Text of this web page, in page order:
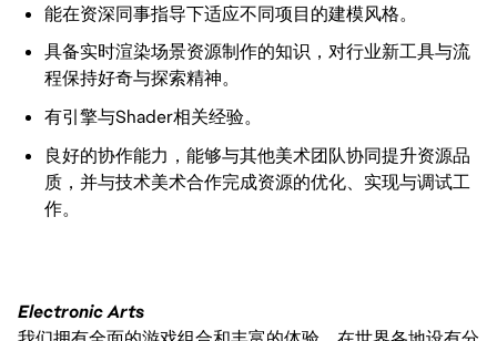
能在资深同事指导下适应不同项目的建模风格。
具备实时渲染场景资源制作的知识，对行业新工具与流
程保持好奇与探索精神。
有引擎与Shader相关经验。
良好的协作能力，能够与其他美术团队协同提升资源品
质，并与技术美术合作完成资源的优化、实现与调试工
作。
Electronic Arts